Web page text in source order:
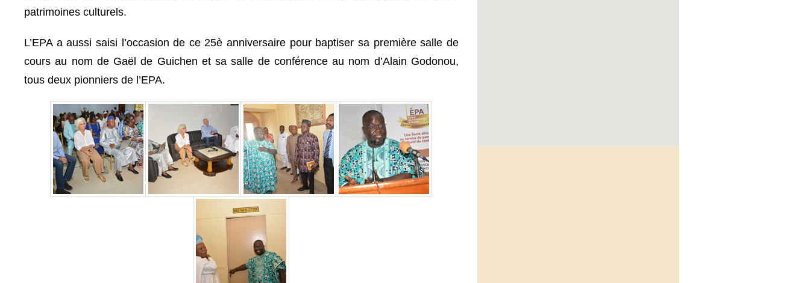
patrimoines culturels.
L’EPA a aussi saisi l’occasion de ce 25è anniversaire pour baptiser sa première salle de
cours au nom de Gaël de Guichen et sa salle de conférence au nom d’Alain Godonou,
tous deux pionniers de l’EPA.